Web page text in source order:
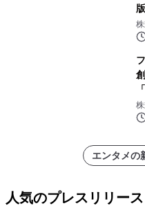
(
エンタメの
人気のプレスリリース